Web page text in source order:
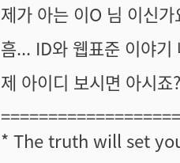
제가 아는 이O 님 이신가
흠... ID와 웹표준 이야
제 아이디 보시면 아시
* The truth will set